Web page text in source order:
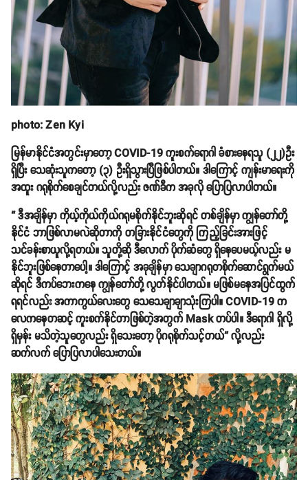
photo: Zen Kyi
မြန်မာနိုင်ငံအတွင်းမှာတော့ COVID-19 ကူးစက်ရောဂါ ခံစားနေရသူ (၂၂)ဦး
ရှိပြီး သေဆုံးသူကတော့ (၃) ဦးရှိသွားပြီဖြစ်ပါတယ်။ ဒါကြောင့် ကျန်းမာရေးကို
အထူး ဂရုစိုက်စေချင်တယ်လို့လည်း ဇဏ်ခီက အခုလို ပြောပြလာပါတယ်။
“ ဒီအချိန်မှာ ကိုယ့်ကိုယ်ကိုယ်ဂရုမစိုက်နိုင်ဘူးဆိုရင် တစ်ချိန်မှာ ကျွန်တော်တို့
နိုင်ငံ ဘာဖြစ်လာမလဲဆိုတာကို တခြားနိုင်ငံတွေကို ကြည့်ခြင်းအားဖြင့်
သင်ခန်းစာယူလို့ရတယ်။ သူတို့ဆို ဒီလောက် ပိုက်ဆံတွေ ရှိနေပေမယ့်လည်း မ
နိုင်ဘူးဖြစ်နေတာပေါ့။ ဒါကြောင့် အခုချိန်မှာ သေချာဂရုတစိုက်ဆောင်ရွက်မယ်
ဆိုရင် ဒီကပ်ဘေးကနေ ကျွန်တော်တို့ လွတ်နိုင်ပါတယ်။ မဖြစ်မနေအပြင်ထွက်
ရရင်လည်း အကာကွယ်လေးတွေ သေသေချာချာသုံးကြပါ။ COVID-19 က
လေကနေတဆင့် ကူးစက်နိုင်တာဖြစ်တဲ့အတွက် Mask တပ်ပါ။ ဒီရောဂါ ရှိလို့
ရှိမှန်း မသိတဲ့သူတွေလည်း ရှိသေးတော့ ပိုဂရုစိုက်သင့်တယ်” လို့လည်း
ဆက်လက် ပြောပြလာပါသေးတယ်။